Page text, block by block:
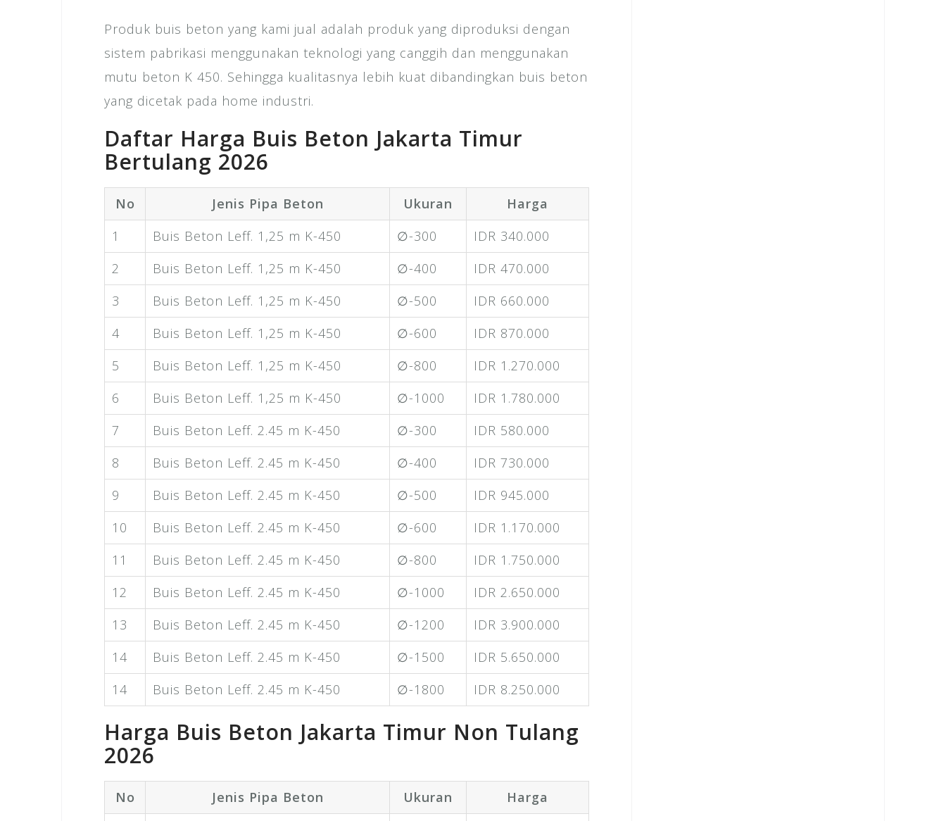
Produk buis beton yang kami jual adalah produk yang diproduksi dengan
sistem pabrikasi menggunakan teknologi yang canggih dan menggunakan
mutu beton K 450. Sehingga kualitasnya lebih kuat dibandingkan buis beton
yang dicetak pada home industri.
Daftar Harga Buis Beton Jakarta Timur
Bertulang 2026
No Jenis Pipa Beton Ukuran
Harga
1
Buis Beton Leff. 1,25 m K-450 ∅-300
IDR 340.000
2
Buis Beton Leff. 1,25 m K-450 ∅-400
IDR 470.000
3
Buis Beton Leff. 1,25 m K-450 ∅-500
IDR 660.000
4
Buis Beton Leff. 1,25 m K-450 ∅-600
IDR 870.000
5
Buis Beton Leff. 1,25 m K-450 ∅-800
IDR 1.270.000
6
Buis Beton Leff. 1,25 m K-450 ∅-1000
IDR 1.780.000
7
Buis Beton Leff. 2.45 m K-450 ∅-300
IDR 580.000
8
Buis Beton Leff. 2.45 m K-450 ∅-400
IDR 730.000
9
Buis Beton Leff. 2.45 m K-450 ∅-500
IDR 945.000
10
Buis Beton Leff. 2.45 m K-450 ∅-600
IDR 1.170.000
11
Buis Beton Leff. 2.45 m K-450 ∅-800
IDR 1.750.000
12
Buis Beton Leff. 2.45 m K-450 ∅-1000
IDR 2.650.000
13
Buis Beton Leff. 2.45 m K-450 ∅-1200
IDR 3.900.000
14
Buis Beton Leff. 2.45 m K-450 ∅-1500
IDR 5.650.000
14
Buis Beton Leff. 2.45 m K-450 ∅-1800 IDR 8.250.000
Harga Buis Beton Jakarta Timur Non Tulang
2026
No Jenis Pipa Beton Ukuran
Harga